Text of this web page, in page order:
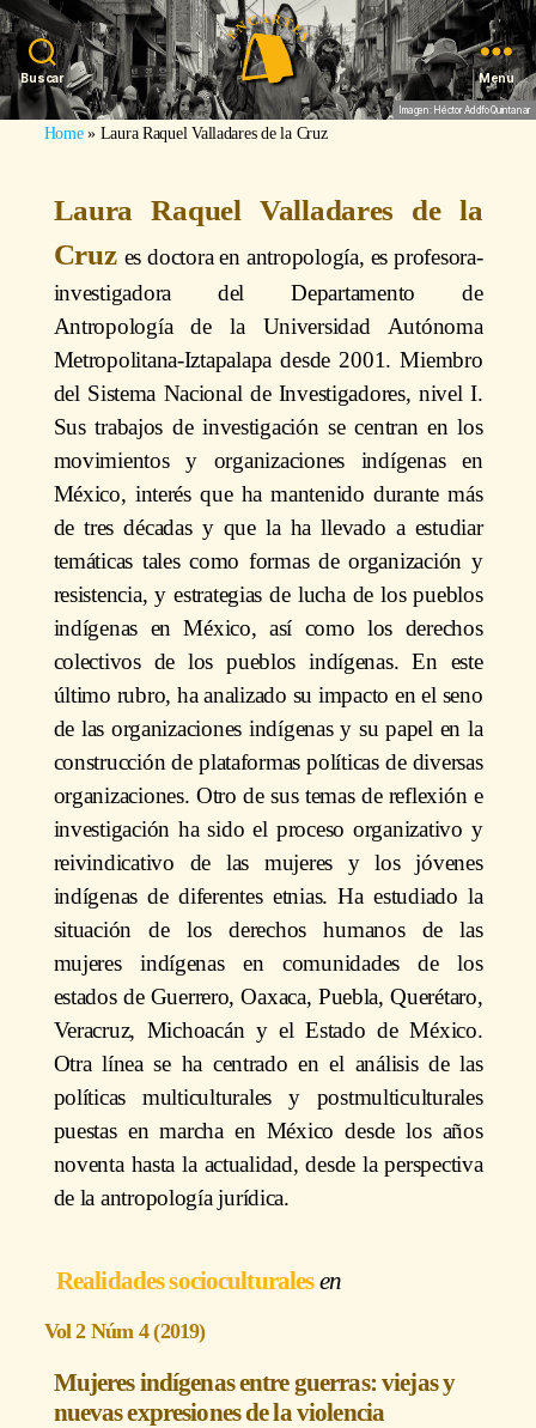
Buscar Menu
Imagen: Héctor Adolfo Quintanar
Home» Laura Raquel Valladares de la Cruz
Laura Raquel Valladares de la
Cruz es doctora en antropología, es profesora-
investigadora del Departamento de
Antropología de la Universidad Autónoma
Metropolitana-Iztapalapa desde 2001. Miembro
del Sistema Nacional de Investigadores, nivel I.
Sus trabajos de investigación se centran en los
movimientos y organizaciones indígenas en
México, interés que ha mantenido durante más
de tres décadas y que la ha llevado a estudiar
temáticas tales como formas de organización y
resistencia, y estrategias de lucha de los pueblos
indígenas en México, así como los derechos
colectivos de los pueblos indígenas. En este
último rubro, ha analizado su impacto en el seno
de las organizaciones indígenas y su papel en la
construcción de plataformas políticas de diversas
organizaciones. Otro de sus temas de reflexión e
investigación ha sido el proceso organizativo y
reivindicativo de las mujeres y los jóvenes
indígenas de diferentes etnias. Ha estudiado la
situación de los derechos humanos de las
mujeres indígenas en comunidades de los
estados de Guerrero, Oaxaca, Puebla, Querétaro,
Veracruz, Michoacán y el Estado de México.
Otra línea se ha centrado en el análisis de las
políticas multiculturales y postmulticulturales
puestas en marcha en México desde los años
noventa hasta la actualidad, desde la perspectiva
de la antropología jurídica.
Realidades socioculturales
Vol 2 Núm 4 (2019)
Mujeres indígenas entre guerras: viejas y
nuevas expresiones de la violencia